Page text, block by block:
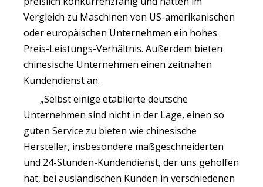
Vergleich zu Maschinen von US-amerikanischen
oder europäischen Unternehmen ein hohes
Preis-Leistungs-Verhältnis. Außerdem bieten
chinesische Unternehmen einen zeitnahen
Kundendienst an.
„Selbst einige etablierte deutsche
Unternehmen sind nicht in der Lage, einen so
guten Service zu bieten wie chinesische
Hersteller, insbesondere maßgeschneiderten
und 24-Stunden-Kundendienst, der uns geholfen
hat, bei ausländischen Kunden in verschiedenen